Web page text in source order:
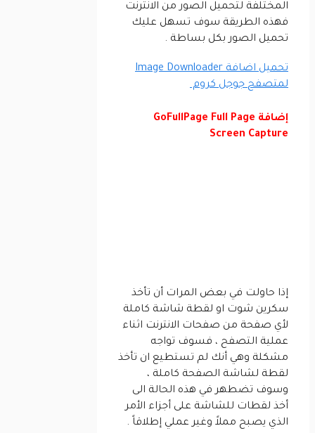
المختلفة لتحميل الصور من الانترنت
فهذه الطريقة سوف تسهل عليك
تحميل الصور بكل بساطة .
تحميل اضافة Image Downloader
لمتصفح جوجل كروم
إضافة GoFullPage Full Page
Screen Capture
إذا حاولت في بعض المرات أن تأخذ
سكرين شوت او لقطة شاشة كاملة
لأي صفحة من صفحات الانترنت اثناء
عملية التصفح ، فسوف تواجه
مشكلة وهي أنك لم تستطيع ان تأخذ
لقطة لشاشة الصفحة كاملة ،
وسوف تضطهر في هذه الحالة الى
أخذ لقطات للشاشة على أجزاء الأمر
الذي يصبح مملاً وغير عملي إطلاقاً .